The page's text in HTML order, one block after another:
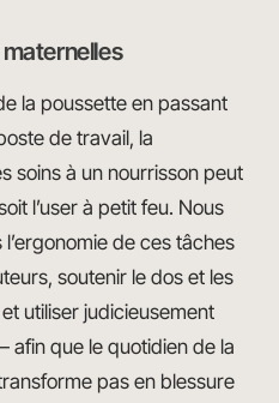
la poussette en passant
de travail, la
soins à un nourrisson peut
l’user à petit feu. Nous
de ces tâches
soutenir le dos et les
utiliser judicieusement
que le quotidien de la
pas en blessure